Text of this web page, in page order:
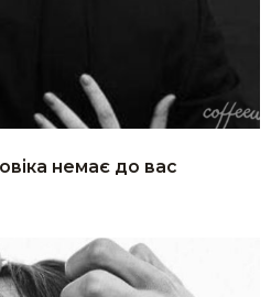
немає до вас